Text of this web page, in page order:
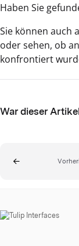
Haben Sie
Sie können auch
oder sehen, ob
konfrontiert
War dieser